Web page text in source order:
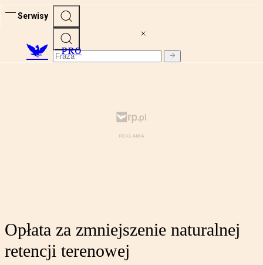
Serwisy
PRO
Opłata za zmniejszenie naturalnej
retencji terenowej